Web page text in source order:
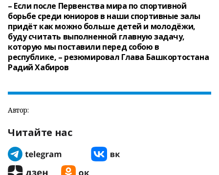
– Если после Первенства мира по спортивной
борьбе среди юниоров в наши спортивные залы
придёт как можно больше детей и молодёжи,
буду считать выполненной главную задачу,
которую мы поставили перед собою в
республике, – резюмировал Глава Башкортостана
Радий Хабиров
Автор:
Читайте нас